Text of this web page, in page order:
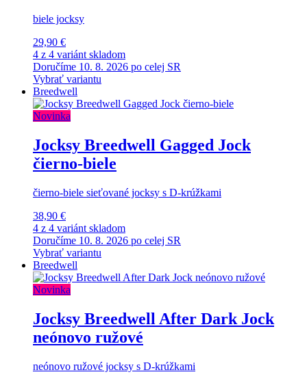
biele jocksy
29,90 €
4 z 4 variánt skladom
Doručíme 10. 8. 2026 po celej SR
Vybrať variantu
Breedwell
Novinka
Jocksy Breedwell Gagged Jock
čierno-biele
čierno-biele sieťované jocksy s D-krúžkami
38,90 €
4 z 4 variánt skladom
Doručíme 10. 8. 2026 po celej SR
Vybrať variantu
Breedwell
Novinka
Jocksy Breedwell After Dark Jock
neónovo ružové
neónovo ružové jocksy s D-krúžkami